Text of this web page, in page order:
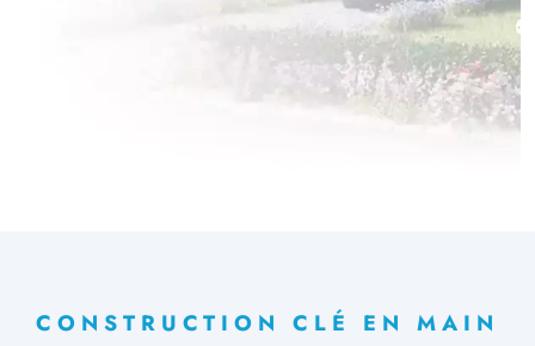
CONSTRUCTION CLÉ EN MAIN